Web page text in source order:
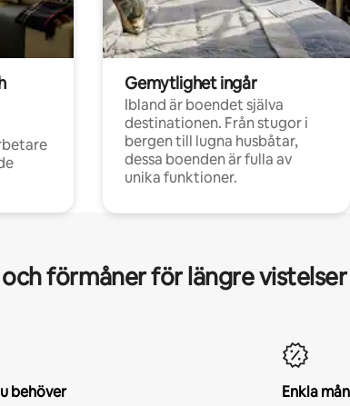
Gemytlighet ingår
Ibland är boendet själva
destinationen. Från stugor i
bergen till lugna husbåtar,
dessa boenden är fulla av
unika funktioner.
förmåner för längre vistelser
behöver
Enkla